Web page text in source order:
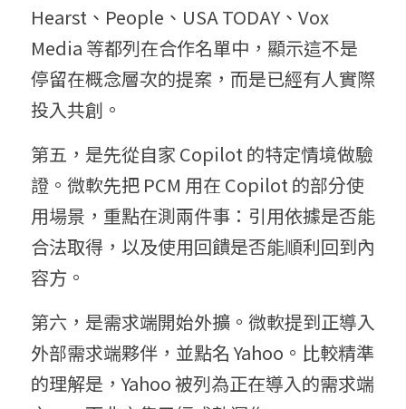
Hearst、People、USA TODAY、Vox
Media 等都列在合作名單中，顯示這不是
停留在概念層次的提案，而是已經有人實際
投入共創。
第五，是先從自家 Copilot 的特定情境做驗
證。微軟先把 PCM 用在 Copilot 的部分使
用場景，重點在測兩件事：引用依據是否能
合法取得，以及使用回饋是否能順利回到內
容方。
第六，是需求端開始外擴。微軟提到正導入
外部需求端夥伴，並點名 Yahoo。比較精準
的理解是，Yahoo 被列為正在導入的需求端